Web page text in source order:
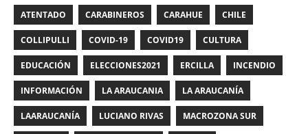
ATENTADO CARABINEROS CARAHUE CHILE
COLLIPULLI COVID-19 COVID19 CULTURA
EDUCACIÓN ELECCIONES2021 ERCILLA INCENDIO
INFORMACIÓN LA ARAUCANIA LA ARAUCANÍA
LAARAUCANÍA LUCIANO RIVAS MACROZONA SUR